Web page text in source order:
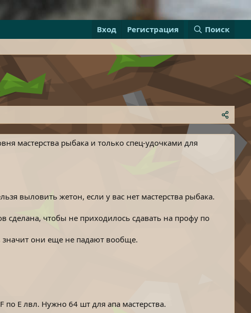
Вход Регистрация Поиск
мастерства рыбака и только спец-удочками для
выловить жетон, если у вас нет мастерства рыбака.
сделана, чтобы не приходилось сдавать на профу по
значит они еще не падают вообще.
E лвл. Нужно 64 шт для апа мастерства.